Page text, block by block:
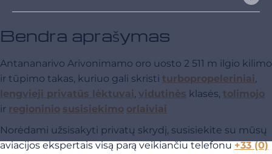
Bendra aprašymas
Antananarivo Arivonimamo oro uosto 2 511 m ilgio kilimo
ir tūpimo takas, kuriuo gali skristi turbopropeleriniai,
lengvieji privatūs lėktuvai, vidutinės klasės, tolimojo
ir regioninio susisiekimo orlaiviai
Norėdami užsisakyti privatų skrydį, susisiekite su mūsų
aviacijos ekspertais visą parą veikiančiu telefonu+33 (0)